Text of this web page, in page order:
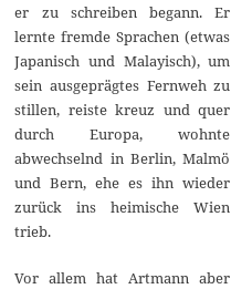
er zu schreiben begann. Er
lernte fremde Sprachen (etwas
Japanisch und Malayisch), um
sein ausgeprägtes Fernweh zu
stillen, reiste kreuz und quer
durch Europa, wohnte
abwechselnd in Berlin, Malmö
und Bern, ehe es ihn wieder
zurück ins heimische Wien
trieb.
Vor allem hat Artmann aber